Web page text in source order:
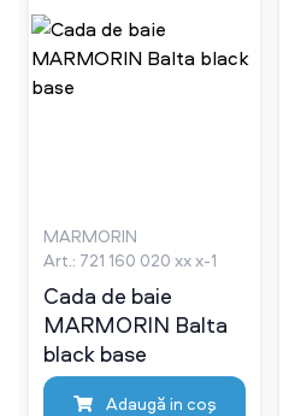
MARMORIN
Art.: 721 160 020 xx x-1
Cada de baie
MARMORIN Balta
black base
Adaugă in coş